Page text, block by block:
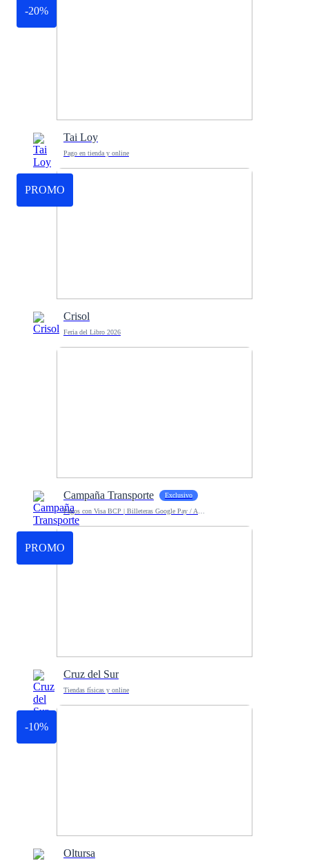
-20%
Tai Loy
Pago en tienda y online
PROMO
Crisol
Feria del Libro 2026
Campaña Transporte Exclusivo
PROMO
Cruz del Sur
Tiendas físicas y online
-10%
Oltursa